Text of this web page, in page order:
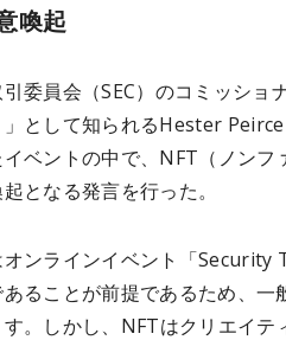
喚起
委員会（SEC）のコミッシ
として知られるHester
ベントの中で、NFT（ノンフ
となる発言を行った。
オンラインイベント「
ることが前提であるため、
。しかし、NFTはクリエイテ